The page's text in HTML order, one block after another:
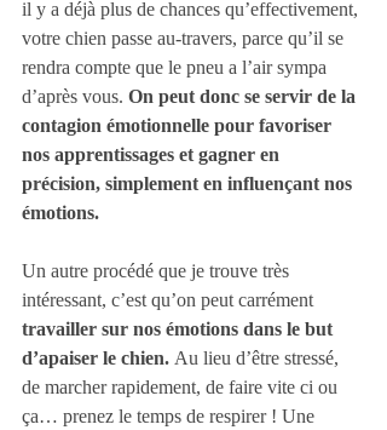
il y a déjà plus de chances qu’effectivement,
votre chien passe au-travers, parce qu’il se
rendra compte que le pneu a l’air sympa
d’après vous. On peut donc se servir de la
contagion émotionnelle pour favoriser
nos apprentissages et gagner en
précision, simplement en influençant nos
émotions.
Un autre procédé que je trouve très
intéressant, c’est qu’on peut carrément
travailler sur nos émotions dans le but
d’apaiser le chien. Au lieu d’être stressé,
de marcher rapidement, de faire vite ci ou
ça… prenez le temps de respirer ! Une